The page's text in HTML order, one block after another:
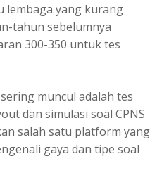
lembaga yang kurang
tahun sebelumnya
300-350 untuk tes
muncul adalah tes
dan simulasi soal CPNS
salah satu platform yang
gaya dan tipe soal